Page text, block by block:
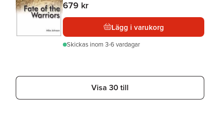
679 kr
Lägg i varukorg
Skickas inom 3-6 vardagar
Visa 30 till